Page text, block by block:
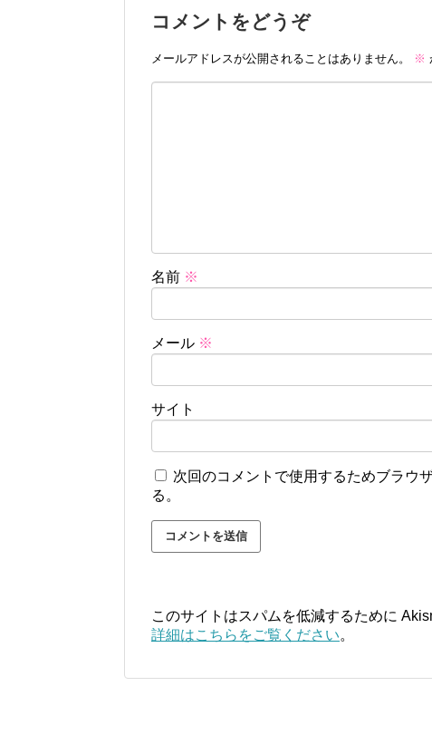
コメントをどうぞ
メールアドレスが公開されることはありません。 ※
名前 ※
メール ※
サイト
次回のコメントで使用するためブラウ
る。
このサイトはスパムを低減するために
詳細はこちらをご覧ください。